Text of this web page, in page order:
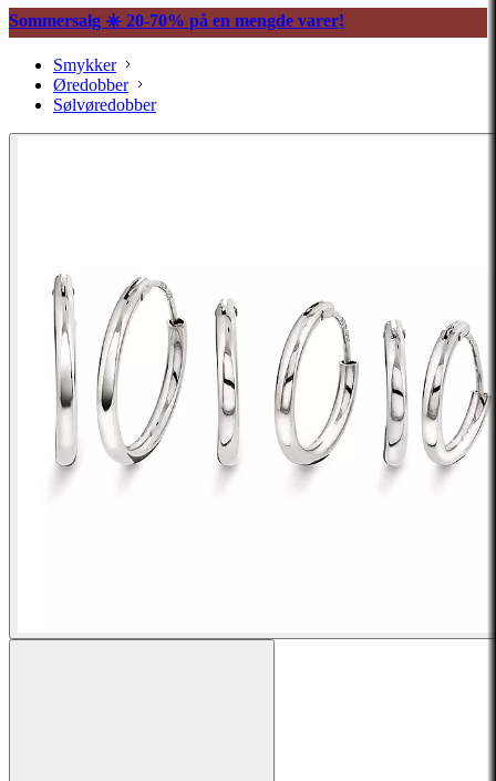
Sommersalg ☀️ 20-70% på en mengde varer!
Smykker
Øredobber
Sølvøredobber